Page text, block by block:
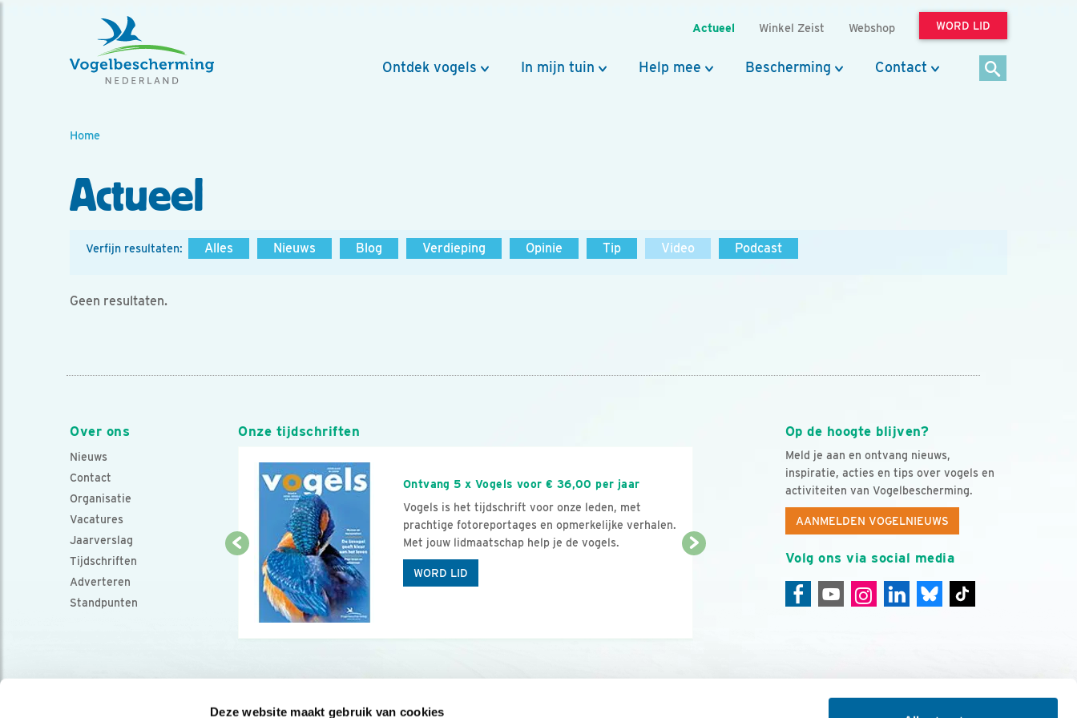
Deze website maakt gebruik van cookies
Actueel Winkel Zeist Webshop WORD LID
Ontdek vogels In mijn tuin Help mee Bescherming Contact
Home
Actueel
Verfijn resultaten: Alles Nieuws Blog Verdieping Opinie Tip Video Podcast
Geen resultaten.
Over ons
Nieuws
Contact
Organisatie
Vacatures
Jaarverslag
Tijdschriften
Adverteren
Standpunten
Op de hoogte blijven?
Meld je aan en ontvang nieuws,
inspiratie, acties en tips over vogels en
activiteiten van Vogelbescherming.
AANMELDEN VOGELNIEUWS
Volg ons via social media
Onze tijdschriften
Ontvang 5 x Vogels voor € 36,00 per jaar
Vogels is het tijdschrift voor onze leden, met
prachtige fotoreportages en opmerkelijke verhalen.
Met jouw lidmaatschap help je de vogels.
WORD LID